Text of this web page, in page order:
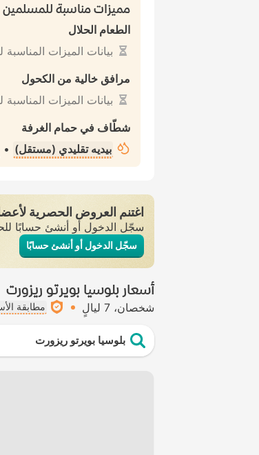
مميزات مناسبة للمسلمين
الطعام الحلال
بيانات الميزات
مرافق خالية من الكحول
بيانات الميزات
شطّاف في حمام الغرفة
بيديه تقليدي (مستقل) •
اغتنم العروض الحصرية
سجّل الدخول أو أنشئ حسابًا
سجّل الدخول أو أنشئ حسابًا
أسعار بلوسيا بويرتو ريزورت
شخصان 7 ليالٍ مطابقة
بلوسيا بويرتو ريزورت